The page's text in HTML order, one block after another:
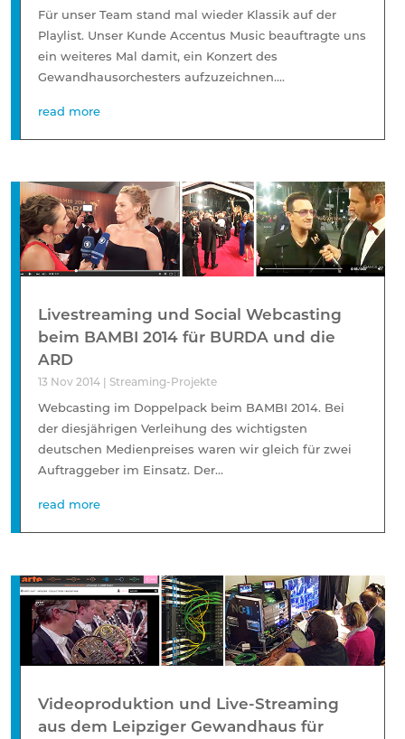
Für unser Team stand mal wieder Klassik auf der
Playlist. Unser Kunde Accentus Music beauftragte uns
ein weiteres Mal damit, ein Konzert des
Gewandhausorchesters aufzuzeichnen....
read more
Livestreaming und Social Webcasting
beim BAMBI 2014 für BURDA und die
ARD
13 Nov 2014 | Streaming-Projekte
Webcasting im Doppelpack beim BAMBI 2014. Bei
der diesjährigen Verleihung des wichtigsten
deutschen Medienpreises waren wir gleich für zwei
Auftraggeber im Einsatz. Der...
read more
Videoproduktion und Live-Streaming
aus dem Leipziger Gewandhaus für